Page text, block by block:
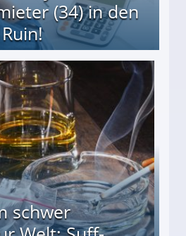
(34) in den
Ruin!
schwer